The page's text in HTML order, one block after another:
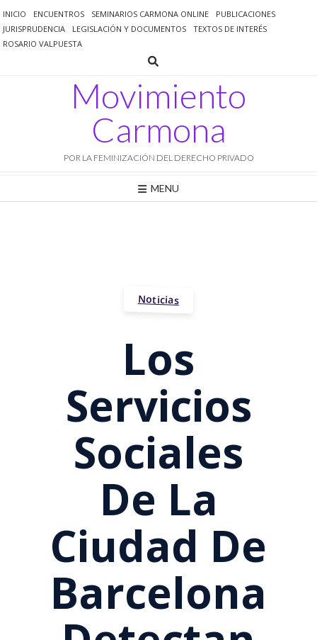
al
contenido
INICIO ENCUENTROS SEMINARIOS CARMONA ONLINE
PUBLICACIONES
JURISPRUDENCIA
LEGISLACIÓN Y DOCUMENTOS
TEXTOS DE INTERÉS
ROSARIO VALPUESTA
Movimiento
Carmona
POR LA FEMINIZACIÓN DEL DERECHO PRIVADO
MENU
Noticias
Los
Servicios
Sociales
De La
Ciudad De
Barcelona